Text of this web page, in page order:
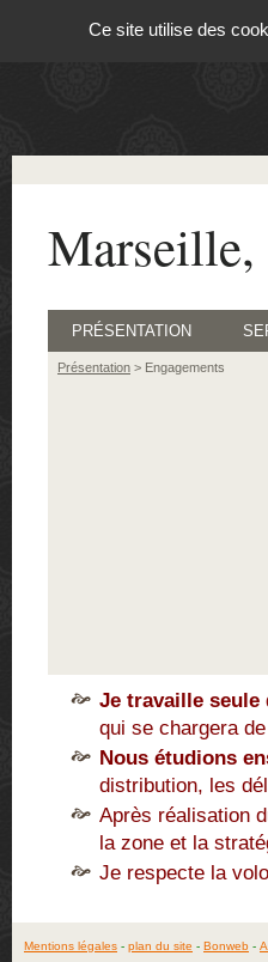
PRÉSENTATION
Présentation > Engagements
Je travaille seule
qui se chargera
Nous étudions
distribution, les
Après réalisation
la zone et la
Je respecte la
Mentions légales - plan du site - Bonweb -
Ce site utilise des